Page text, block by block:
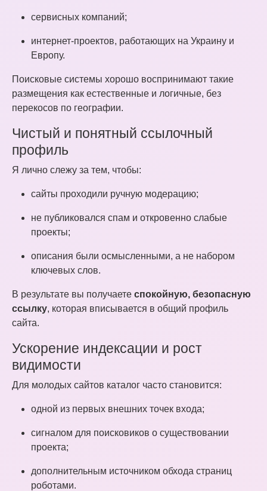
сервисных компаний;
интернет-проектов, работающих на Украину и
Европу.
Поисковые системы хорошо воспринимают такие
размещения как естественные и логичные, без
перекосов по географии.
Чистый и понятный ссылочный
профиль
Я лично слежу за тем, чтобы:
сайты проходили ручную модерацию;
не публиковался спам и откровенно слабые
проекты;
описания были осмысленными, а не набором
ключевых слов.
В результате вы получаете спокойную, безопасную
ссылку, которая вписывается в общий профиль
сайта.
Ускорение индексации и рост
видимости
Для молодых сайтов каталог часто становится:
одной из первых внешних точек входа;
сигналом для поисковиков о существовании
проекта;
дополнительным источником обхода страниц
роботами.